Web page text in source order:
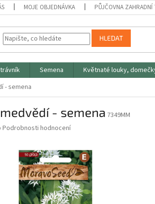
MOJE OBJEDNÁVKA PŮJČOVNA ZAHRADNÍ
HLEDAT
Semena Květnaté louky,
- semena
- semena 7349MM
Podrobnosti hodnocení